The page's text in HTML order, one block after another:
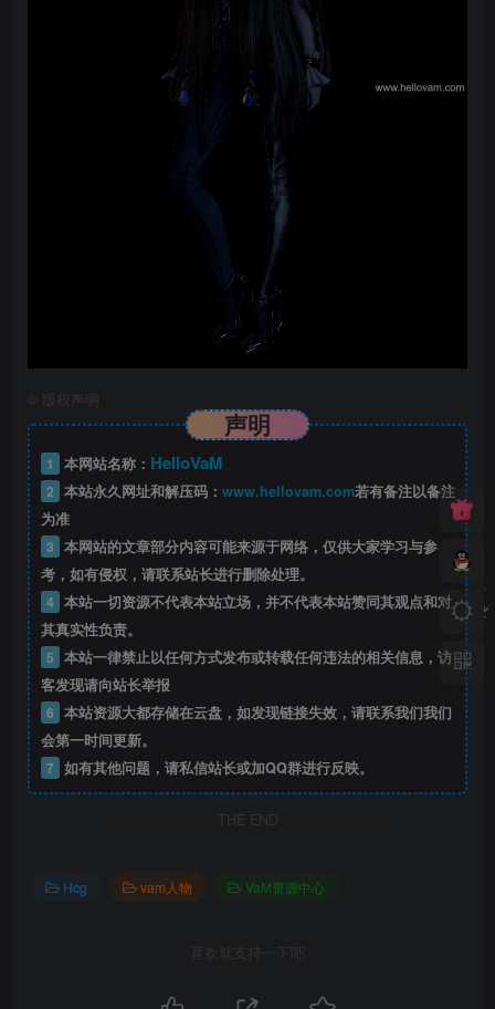
版权声明
声明
1 本网站名称： HelloVaM
2 本站永久网址和解压码： www.hellovam.com若有备注以备注
为准
3 本网站的文章部分内容可能来源于网络，仅供大家学习与参
考，如有侵权，请联系站长进行删除处理。
4 本站一切资源不代表本站立场，并不代表本站赞同其观点和对
其真实性负责。
5 本站一律禁止以任何方式发布或转载任何违法的相关信息，访
客发现请向站长举报
6 本站资源大都存储在云盘，如发现链接失效，请联系我们我们
会第一时间更新。
7 如有其他问题，请私信站长或加QQ群进行反映。
THE END
Hcg vam人物 VaM资源中心
喜欢就支持一下吧